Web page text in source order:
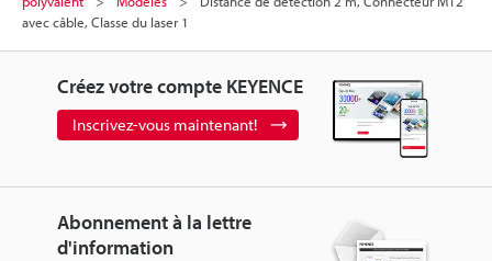
avec câble, Classe du laser 1
Créez votre compte KEYENCE
Inscrivez-vous maintenant!
Abonnement à la lettre
d'information